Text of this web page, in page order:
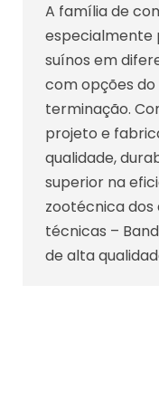
A família de
especialmente
suínos em
com opções
terminação.
projeto e
qualidade,
superior na
zootécnica
técnicas –
de alta